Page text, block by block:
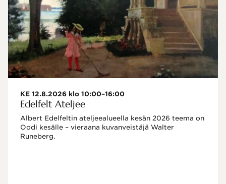
KE 12.8.2026 klo 10:00–16:00
Edelfelt Ateljee
Albert Edelfeltin ateljeealueella kesän 2026 teema on
Oodi kesälle – vieraana kuvanveistäjä Walter